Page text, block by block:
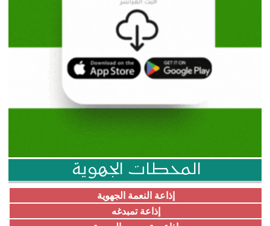
المحطات الجهوية
إذاعة النعمة الجهوية
إذاعة تمبدغه